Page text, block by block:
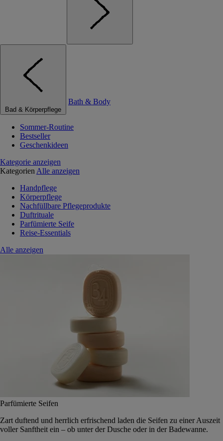
Bad & Körperpflege
Bath & Body
Sommer-Routine
Bestseller
Geschenkideen
Kategorie anzeigen
Kategorien Alle anzeigen
Handpflege
Körperpflege
Nachfüllbare Pflegeprodukte
Duftrituale
Parfümierte Seife
Reise-Essentials
Alle anzeigen
Parfümierte Seifen
Zart duftend und herrlich erfrischend laden die Seifen zu einer Auszeit
voller Sanftheit ein – ob unter der Dusche oder in der Badewanne.